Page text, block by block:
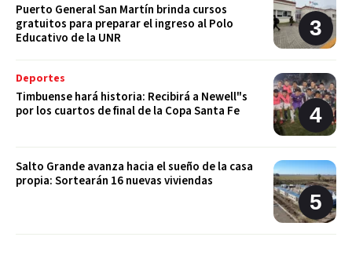
Puerto General San Martín brinda cursos
gratuitos para preparar el ingreso al Polo
Educativo de la UNR
Deportes
Timbuense hará historia: Recibirá a Newell"s
por los cuartos de final de la Copa Santa Fe
Salto Grande avanza hacia el sueño de la casa
propia: Sortearán 16 nuevas viviendas